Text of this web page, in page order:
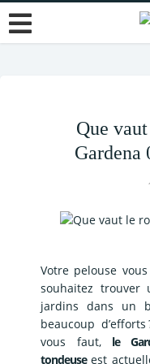
Que
Gardena
Votre pelouse
souhaitez trouver
jardins dans un
beaucoup
vous faut, le
tondeuseest